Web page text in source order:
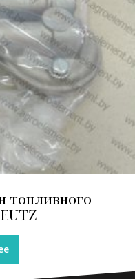
топливного